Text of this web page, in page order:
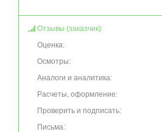
Отзывы (заказчик):
Оценка:
Осмотры:
Аналоги и аналитика:
Расчеты, оформление:
Проверить и подписать:
Письма: